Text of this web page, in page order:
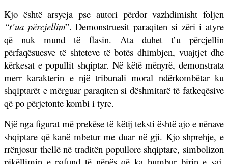
Kjo është arsyeja pse autori përdor vazhdimisht foljen
“t’ua përcjellim”. Demonstruesit paraqiten si zëri i atyre
që nuk mund të flasin. Ata duhet t’u përcjellin
përfaqësuesve të shteteve të botës dhimbjen, vuajtjet dhe
kërkesat e popullit shqiptar. Në këtë mënyrë, demonstrata
merr karakterin e një tribunali moral ndërkombëtar ku
shqiptarët e mërguar paraqiten si dëshmitarë të fatkeqësive
që po përjetonte kombi i tyre.
Një nga figurat më prekëse të këtij teksti është ajo e nënave
shqiptare që kanë mbetur me duar në gji. Kjo shprehje, e
rrënjosur thellë në traditën popullore shqiptare, simbolizon